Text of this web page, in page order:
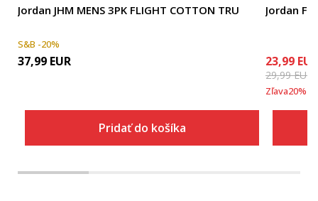
Jordan JHM MENS 3PK FLIGHT COTTON TRU
S&B -20%
37,99 EUR
Pridať do košíka
Jordan
23,99 EUR
29,99EUR
Zľava20%